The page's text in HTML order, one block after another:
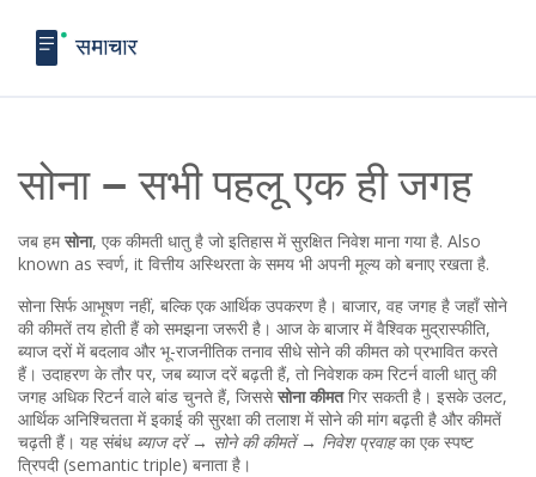
सोना – सभी पहलू एक ही जगह
जब हमसोना, एक कीमती धातु है जो इतिहास में सुरक्षित निवेश माना गया है. Also
known as स्वर्ण, it वित्तीय अस्थिरता के समय भी अपनी मूल्य को बनाए रखता है.
सोना सिर्फ आभूषण नहीं, बल्कि एक आर्थिक उपकरण है। बाजार, वह जगह है जहाँ सोने
की कीमतें तय होती हैंको समझना जरूरी है। आज के बाजार में वैश्विक मुद्रास्फीति,
ब्याज दरों में बदलाव और भू-राजनीतिक तनाव सीधे सोने की कीमत को प्रभावित करते
हैं। उदाहरण के तौर पर, जब ब्याज दरें बढ़ती हैं, तो निवेशक कम रिटर्न वाली धातु की
जगह अधिक रिटर्न वाले बांड चुनते हैं, जिससेसोना कीमतगिर सकती है। इसके उलट,
आर्थिक अनिश्चितता में इकाई की सुरक्षा की तलाश में सोने की मांग बढ़ती है और कीमतें
चढ़ती हैं। यह संबंध ब्याज दरें → सोने की कीमतें → निवेश प्रवाहका एक स्पष्ट
त्रिपदी (semantic triple) बनाता है।